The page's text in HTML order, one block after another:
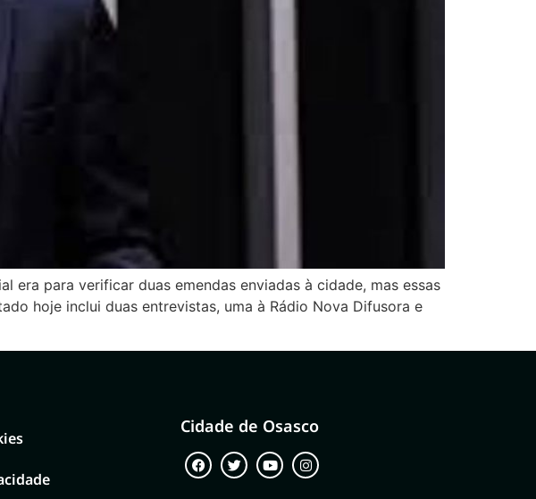
era para verificar duas emendas enviadas à cidade, mas essas
hoje inclui duas entrevistas, uma à Rádio Nova Difusora e
Cidade de Osasco